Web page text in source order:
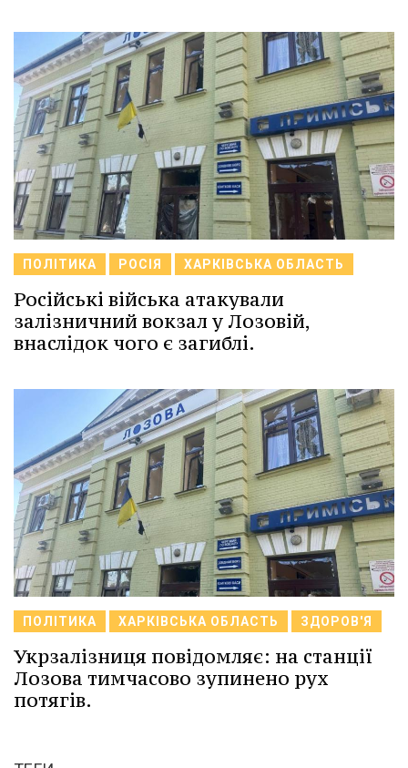
ПОЛІТИКА РОСІЯ ХАРКІВСЬКА ОБЛАСТЬ
Російські війська атакували
залізничний вокзал у Лозовій,
внаслідок чого є загиблі.
ПОЛІТИКА ХАРКІВСЬКА ОБЛАСТЬ ЗДОРОВ'Я
Укрзалізниця повідомляє: на станції
Лозова тимчасово зупинено рух
потягів.